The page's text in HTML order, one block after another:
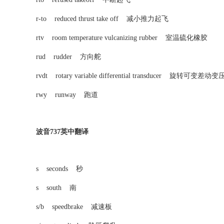
r-to reduced thrust take off 减小推力起飞
rtv room temperature vulcanizing rubber 室温硫化橡胶
rud rudder 方向舵
rvdt rotary variable differential transducer 旋转可变差动变
rwy runway 跑道
波音737英中翻译
s seconds 秒
s south 南
s/b speedbrake 减速板